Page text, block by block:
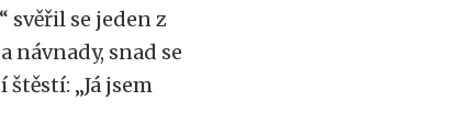
svěřil se jeden z
návnady, snad se
„Já jsem